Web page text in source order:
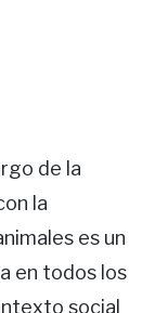
de la
la
es un
en todos los
social